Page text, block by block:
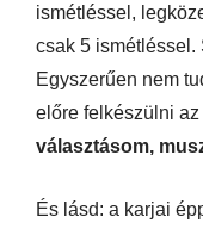
ismétléssel,
csak 5 ismétléssel.
Egyszerűen nem
előre felkészülni
választásom,
És lásd: a karjai